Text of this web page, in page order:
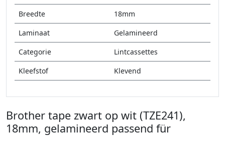
Breedte
18mm
Laminaat
Gelamineerd
Categorie
Lintcassettes
Kleefstof
Klevend
Brother tape zwart op wit (TZE241),
18mm, gelamineerd passend für